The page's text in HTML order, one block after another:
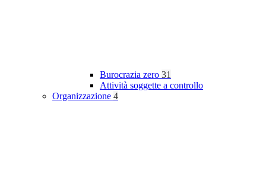
Burocrazia zero 31
Attività soggette a controllo
Organizzazione 4